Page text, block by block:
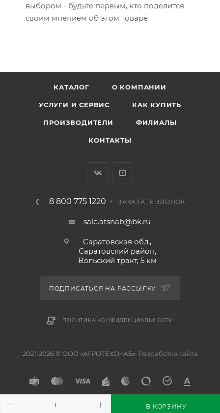
В КОРЗИНУ
выбором - будьте первым, кто поделится
своим мнением об этом товаре
КАТАЛОГ О КОМПАНИИ
УСЛУГИ И СЕРВИС КАК КУПИТЬ
ПРОИЗВОДИТЕЛИ ФИЛИАЛЫ
КОНТАКТЫ
8 800 775 1220 ЗАКАЗАТЬ ЗВОНОК
sale.atsnab@bk.ru
Саратовская обл.,
Саратовский район,
Вольский тракт, 5 км
ПОДПИСАТЬСЯ НА РАССЫЛКУ
ПОЛИТИКА КОНФИДЕНЦИАЛЬНОСТИ
2021-2026 © ООО «АГРОТЕХСНАБ». Разработка сайта